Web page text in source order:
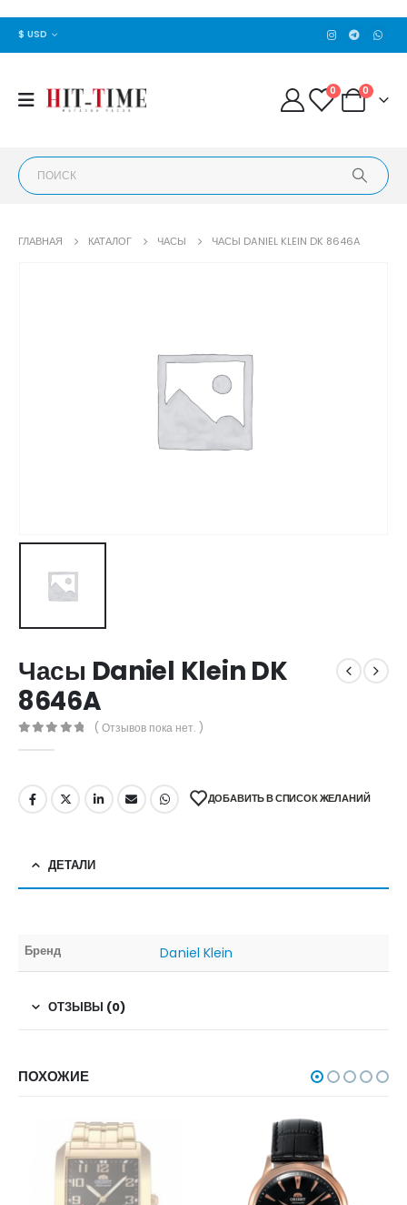
$ USD
0 0
ГЛАВНАЯ КАТАЛОГ ЧАСЫ ЧАСЫ DANIEL KLEIN DK 8646A
Часы Daniel Klein DK
8646A
( Отзывов пока нет. )
ДОБАВИТЬ В СПИСОК ЖЕЛАНИЙ
ДЕТАЛИ
Бренд Daniel Klein
ОТЗЫВЫ (0)
ПОХОЖИЕ
НЕТ В НАЛИЧИИ